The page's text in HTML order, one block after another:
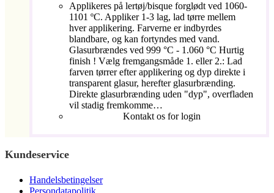
Applikeres på lertøj/bisque forglødt ved 1060-
1101 ºC. Appliker 1-3 lag, lad tørre mellem
hver applikering. Farverne er indbyrdes
blandbare, og kan fortyndes med vand.
Glasurbrændes ved 999 °C - 1.060 °C Hurtig
finish ! Vælg fremgangsmåde 1. eller 2.: Lad
farven tørrer efter applikering og dyp direkte i
transparent glasur, herefter glasurbrænding.
Direkte glasurbrænding uden "dyp", overfladen
vil stadig fremkomme…
Kontakt os for login
Kundeservice
Handelsbetingelser
Persondatapolitik